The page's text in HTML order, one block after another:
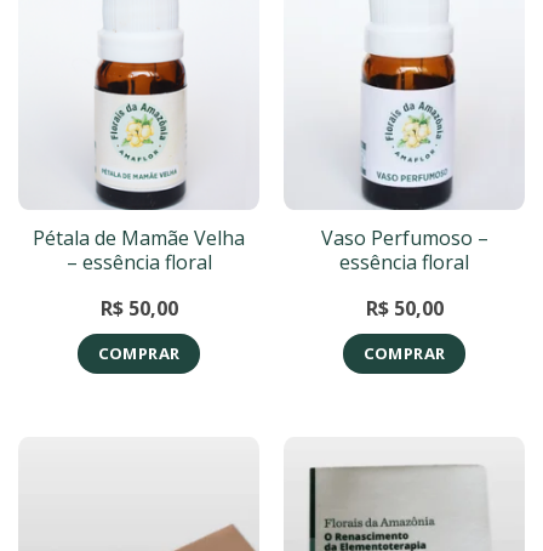
Pétala de Mamãe Velha
– essência floral
R$50,00
COMPRAR
Vaso Perfumoso –
essência floral
R$50,00
COMPRAR